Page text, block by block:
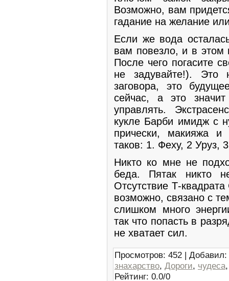
Возможно, вам
гадание на желание
Если же вода
вам повезло, и в этом
После чего погасите
не задувайте!). Это
заговора, это
сейчас, а это
управлять.
кукле Барби имидж с
прически, макияжа
таков: 1. Феху, 2 Уруз,
Никто ко мне не
беда. Пятак никто
Отсутствие Т-
возможно, связано с
слишком много
так что попасть в
не хватает сил.
Просмотров: 452 | Добавил:
знахарство, Дороги, чудеса
Рейтинг: 0.0/0